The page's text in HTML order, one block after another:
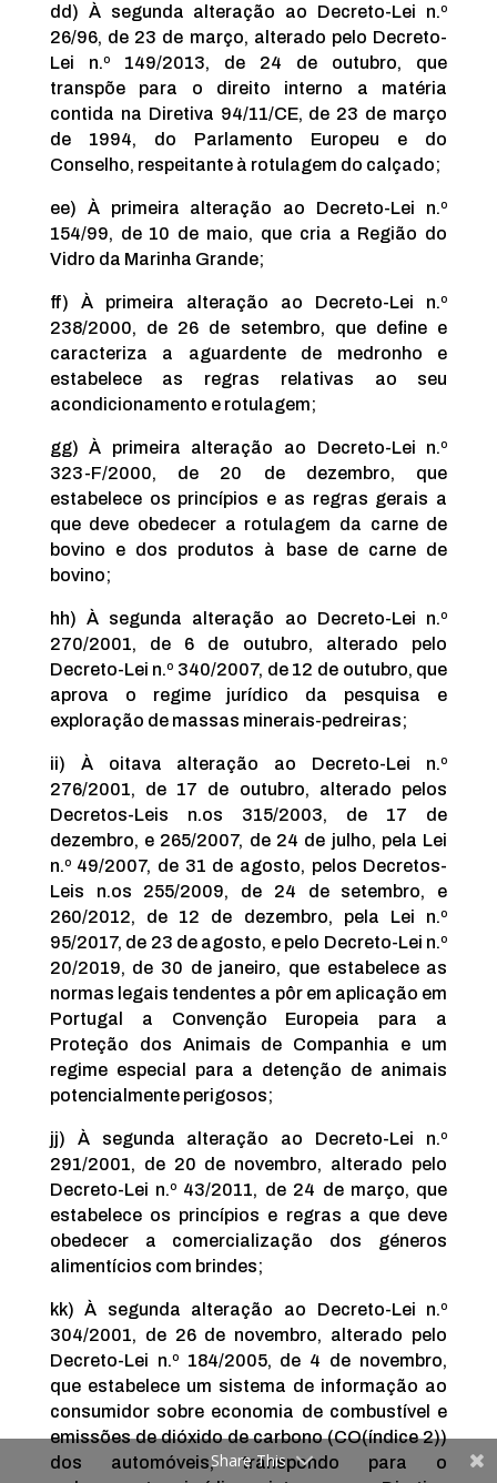
dd) À segunda alteração ao Decreto-Lei n.º
26/96, de 23 de março, alterado pelo Decreto-
Lei n.º 149/2013, de 24 de outubro, que
transpõe para o direito interno a matéria
contida na Diretiva 94/11/CE, de 23 de março
de 1994, do Parlamento Europeu e do
Conselho, respeitante à rotulagem do calçado;
ee) À primeira alteração ao Decreto-Lei n.º
154/99, de 10 de maio, que cria a Região do
Vidro da Marinha Grande;
ff) À primeira alteração ao Decreto-Lei n.º
238/2000, de 26 de setembro, que define e
caracteriza a aguardente de medronho e
estabelece as regras relativas ao seu
acondicionamento e rotulagem;
gg) À primeira alteração ao Decreto-Lei n.º
323-F/2000, de 20 de dezembro, que
estabelece os princípios e as regras gerais a
que deve obedecer a rotulagem da carne de
bovino e dos produtos à base de carne de
bovino;
hh) À segunda alteração ao Decreto-Lei n.º
270/2001, de 6 de outubro, alterado pelo
Decreto-Lei n.º 340/2007, de 12 de outubro, que
aprova o regime jurídico da pesquisa e
exploração de massas minerais-pedreiras;
ii) À oitava alteração ao Decreto-Lei n.º
276/2001, de 17 de outubro, alterado pelos
Decretos-Leis n.os 315/2003, de 17 de
dezembro, e 265/2007, de 24 de julho, pela Lei
n.º 49/2007, de 31 de agosto, pelos Decretos-
Leis n.os 255/2009, de 24 de setembro, e
260/2012, de 12 de dezembro, pela Lei n.º
95/2017, de 23 de agosto, e pelo Decreto-Lei n.º
20/2019, de 30 de janeiro, que estabelece as
normas legais tendentes a pôr em aplicação em
Portugal a Convenção Europeia para a
Proteção dos Animais de Companhia e um
regime especial para a detenção de animais
potencialmente perigosos;
jj) À segunda alteração ao Decreto-Lei n.º
291/2001, de 20 de novembro, alterado pelo
Decreto-Lei n.º 43/2011, de 24 de março, que
estabelece os princípios e regras a que deve
obedecer a comercialização dos géneros
alimentícios com brindes;
kk) À segunda alteração ao Decreto-Lei n.º
304/2001, de 26 de novembro, alterado pelo
Decreto-Lei n.º 184/2005, de 4 de novembro,
que estabelece um sistema de informação ao
consumidor sobre economia de combustível e
emissões de dióxido de carbono (CO(índice 2))
dos automóveis, transpondo para o
Share This